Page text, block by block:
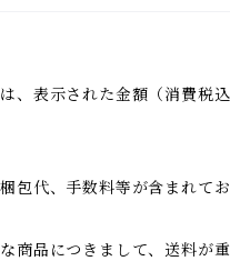
、表示された金額（消費税
包代、手数料等が含まれてお
商品につきまして、送料が